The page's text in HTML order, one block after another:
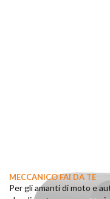
MECCANICO FAI DA TE
Per gli amanti di moto e